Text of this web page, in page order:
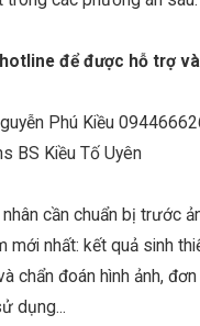
để được hỗ trợ
Phú Kiều
BS Kiều Tố Uyên
cần chuẩn bị trước
mới nhất: kết quả sinh
chẩn đoán hình ảnh,
dụng...